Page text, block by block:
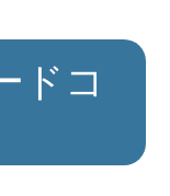
ドコ